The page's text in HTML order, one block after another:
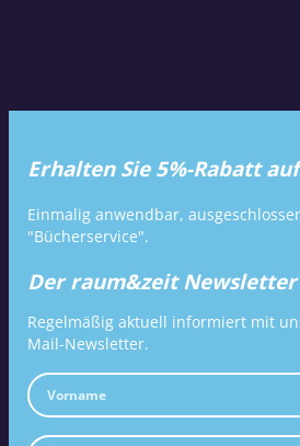
Erhalten Sie 5%-Rabatt
Einmalig anwendbar,
"Bücherservice".
Der raum&zeit Newsletter
Regelmäßig aktuell informiert mit
Mail-Newsletter.